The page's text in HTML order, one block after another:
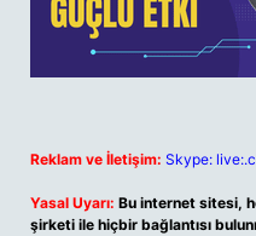
Reklam ve İletişim: Skype:
Yasal Uyarı: Bu internet sitesi,
şirketi ile hiçbir bağlantısı